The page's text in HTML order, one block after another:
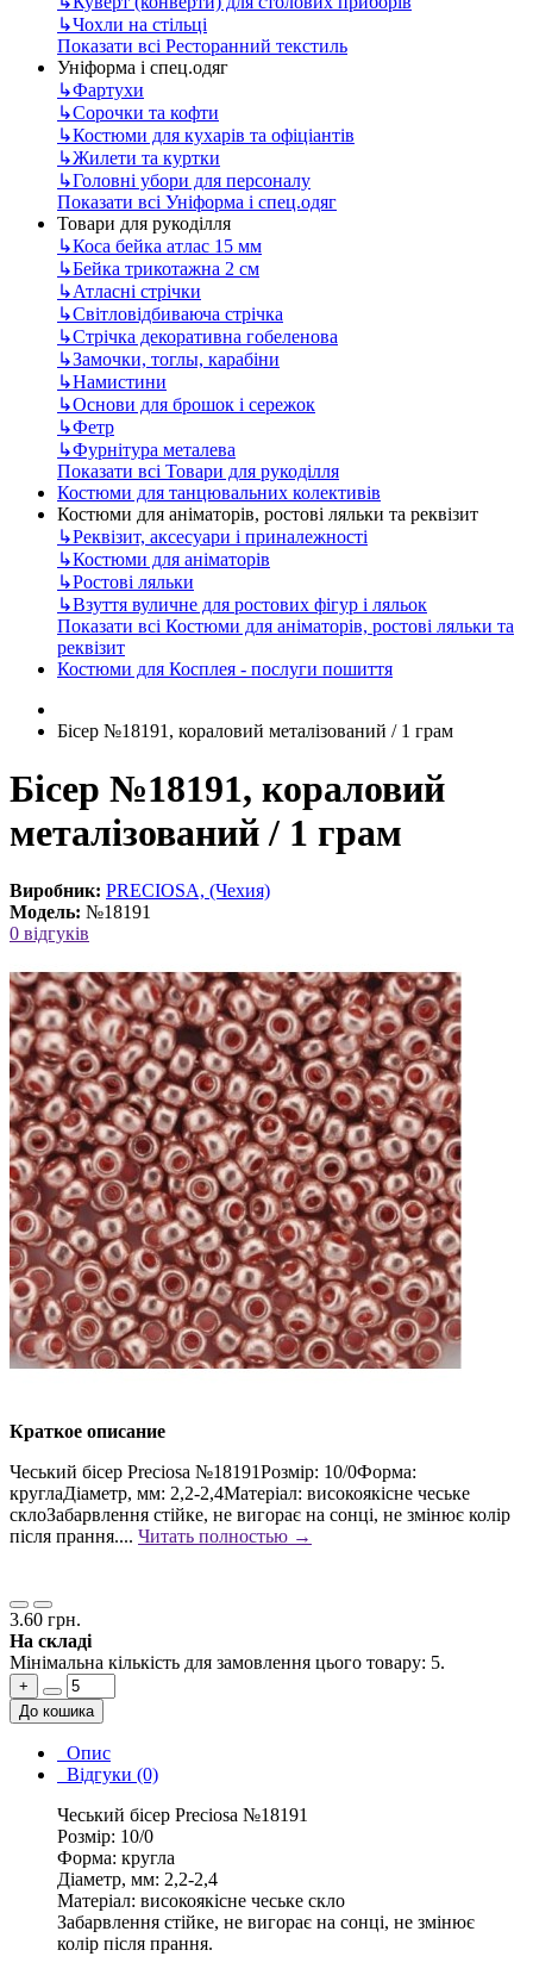
↳Чохли на стільці
Показати всі Ресторанний текстиль
Уніформа і спец.одяг
↳Фартухи
↳Сорочки та кофти
↳Костюми для кухарів та офіціантів
↳Жилети та куртки
↳Головні убори для персоналу
Показати всі Уніформа і спец.одяг
Товари для рукоділля
↳Коса бейка атлас 15 мм
↳Бейка трикотажна 2 см
↳Атласні стрічки
↳Світловідбиваюча стрічка
↳Стрічка декоративна гобеленова
↳Замочки, тоглы, карабіни
↳Намистини
↳Основи для брошок і сережок
↳Фетр
↳Фурнітура металева
Показати всі Товари для рукоділля
Костюми для танцювальних колективів
Костюми для аніматорів, ростові ляльки та реквізит
↳Реквізит, аксесуари і приналежності
↳Костюми для аніматорів
↳Ростові ляльки
↳Взуття вуличне для ростових фігур і ляльок
Показати всі Костюми для аніматорів, ростові ляльки та
реквізит
Костюми для Косплея - послуги пошиття
Бісер №18191, кораловий металізований / 1 грам
Бісер №18191, кораловий
металізований / 1 грам
Виробник: PRECIOSA, (Чехия)
Модель: №18191
0 відгуків
Краткое описание
Чеський бісер Preciosa №18191Розмір: 10/0Форма:
круглаДіаметр, мм: 2,2-2,4Матеріал: високоякісне чеське
склоЗабарвлення стійке, не вигорає на сонці, не змінює колір
після прання.... Читать полностью →
3.60 грн.
На складі
Мінімальна кількість для замовлення цього товару: 5.
+
До кошика
Опис
Відгуки (0)
Чеський бісер Preciosa №18191
Розмір: 10/0
Форма: кругла
Діаметр, мм: 2,2-2,4
Матеріал: високоякісне чеське скло
Забарвлення стійке, не вигорає на сонці, не змінює
колір після прання.